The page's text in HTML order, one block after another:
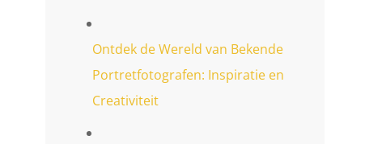
Ontdek de Wereld van Bekende
Portretfotografen: Inspiratie en
Creativiteit